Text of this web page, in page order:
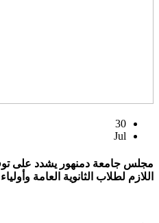
30
Jul
مجلس جامعة دمنهور يشدد على
اللازم لطلاب الثانوية العامة